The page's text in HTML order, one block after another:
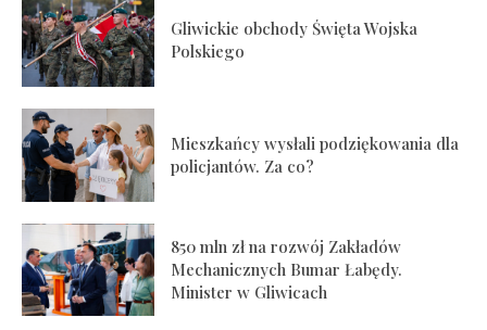
Gliwickie obchody Święta Wojska
Polskiego
Mieszkańcy wysłali podziękowania dla
policjantów. Za co?
850 mln zł na rozwój Zakładów
Mechanicznych Bumar Łabędy.
Minister w Gliwicach